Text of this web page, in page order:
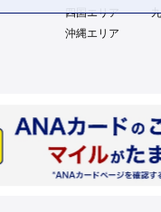
四国エリア
沖縄エリア